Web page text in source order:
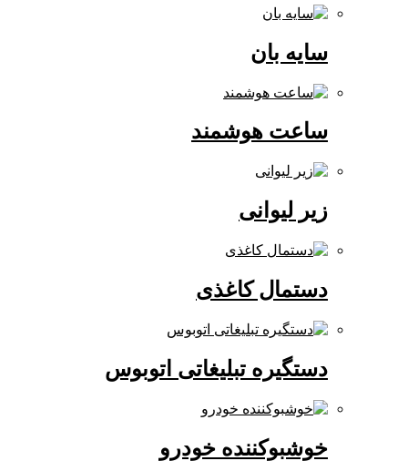
ساعت هوشمند
زیر لیوانی
دستمال کاغذی
دستگیره تبلیغاتی اتوبوس
خوشبوکننده خودرو